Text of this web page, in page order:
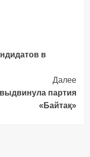
в
Далее
партия
«Байтақ»